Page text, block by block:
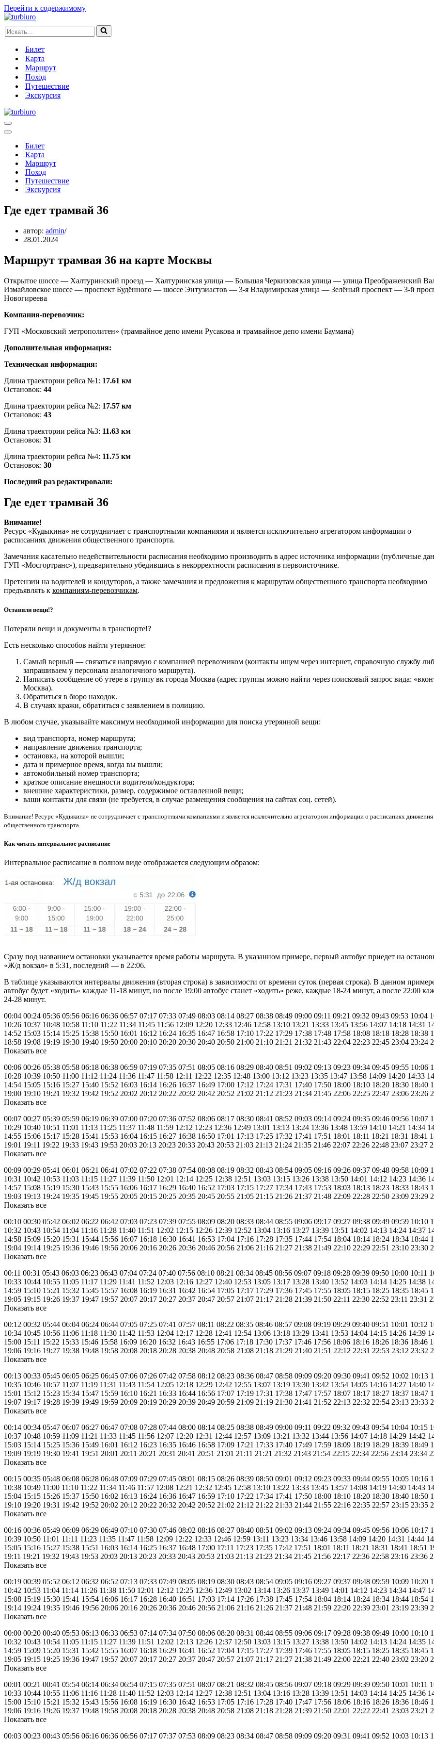
Перейти к содержимому
Искать...
Билет
Карта
Маршрут
Поход
Путешествие
Экскурсия
Меню
навигации
Меню
навигацииБилет
Карта
Маршрут
Поход
Путешествие
Экскурсия
Где едет трамвай 36
автор: admin
28.01.2024
Маршрут трамвая 36 на карте Москвы
Открытое шоссе — Халтуринский проезд — Халтуринская улица — Большая Черкизовская улица — улица Преображенский
Измайловское шоссе — проспект Будённого — шоссе Энтузиастов — 3-я Владимирская улица — Зелёный проспект — 3-й
Новогиреева
Компания-перевозчик:
ГУП «Московский метрополитен» (трамвайное депо имени Русакова и трамвайное депо имени Баумана)
Дополнительная информация:
Техническая информация:
Длина траектории рейса №1: 17.61 км
Остановок: 44
Длина траектории рейса №2: 17.57 км
Остановок: 43
Длина траектории рейса №3: 11.63 км
Остановок: 31
Длина траектории рейса №4: 11.75 км
Остановок: 30
Последний раз редактировали:
Где едет трамвай 36
Внимание!
Ресурс «Кудыкина» не сотрудничает с транспортными компаниями и является исключительно агрегатором информации о
расписаниях движения общественного транспорта.
Замечания касательно недействительности расписания необходимо производить в адрес источника информации (публичные
ГУП «Мосгортранс»), предварительно убедившись в некорректности расписания в первоисточнике.
Претензии на водителей и кондуторов, а также замечания и предложения к маршрутам общественного транспорта необходимо
предъявлять к компаниям-перевозчикам.
Оставили вещи!?
Потеряли вещи и документы в транспорте!?
Есть несколько способов найти утерянное:
Самый верный — связаться напрямую с компанией перевозчиком (контакты ищем через интернет, справочную службу
запрашиваем у персонала аналогичного маршрута).
Написать сообщение об утере в группу вк города Москва (адрес группы можно найти через поисковый запрос вида:
Москва).
Обратиться в бюро находок.
В случаях кражи, обратиться с заявлением в полицию.
В любом случае, указывайте максимум необходимой информации для поиска утерянной вещи:
вид транспорта, номер маршрута;
направление движения транспорта;
остановка, на которой вышли;
дата и примерное время, когда вы вышли;
автомобильный номер транспорта;
краткое описание внешности водителя/кондуктора;
внешние характеристики, размер, содержимое оставленной вещи;
ваши контакты для связи (не требуется, в случае размещения сообщения на сайтах соц. сетей).
Внимание! Ресурс «Кудыкина» не сотрудничает с транспортными компаниями и является исключительно агрегатором информации о расписаниях движения
общественного транспорта.
Как читать интервальное расписание
Интервальное расписание в полном виде отображается следующим образом:
Сразу под названием остановки указывается время работы маршрута. В указанном примере, первый автобус приедет на
«Ж/д вокзал» в 5:31, последний — в 22:06.
В таблице указываются интервалы движения (вторая строка) в зависимости от времени суток (первая строка). В данном
автобус будет «ходить» каждые 11-18 минут, но после 19:00 автобус станет «ходить» реже, каждые 18-24 минут, а после 22:00
24-28 минут.
00:04 00:24 05:36 05:56 06:16 06:36 06:57 07:17 07:33 07:49 08:03 08:14 08:27 08:38 08:49 09:00 09:11 09:21 09:32 09:43 09:53 10:04
10:26 10:37 10:48 10:58 11:10 11:22 11:34 11:45 11:56 12:09 12:20 12:33 12:46 12:58 13:10 13:21 13:33 13:45 13:56 14:07 14:18 14:31
14:52 15:03 15:14 15:25 15:38 15:50 16:01 16:12 16:24 16:35 16:47 16:58 17:10 17:22 17:29 17:38 17:48 17:58 18:08 18:18 18:28 18:38
18:58 19:08 19:19 19:30 19:40 19:50 20:00 20:10 20:20 20:30 20:40 20:50 21:00 21:10 21:21 21:32 21:43 22:04 22:23 22:45 23:04 23:24
Показать все
00:06 00:26 05:38 05:58 06:18 06:38 06:59 07:19 07:35 07:51 08:05 08:16 08:29 08:40 08:51 09:02 09:13 09:23 09:34 09:45 09:55 10:06
10:28 10:39 10:50 11:00 11:12 11:24 11:36 11:47 11:58 12:11 12:22 12:35 12:48 13:00 13:12 13:23 13:35 13:47 13:58 14:09 14:20 14:33
14:54 15:05 15:16 15:27 15:40 15:52 16:03 16:14 16:26 16:37 16:49 17:00 17:12 17:24 17:31 17:40 17:50 18:00 18:10 18:20 18:30 18:40
19:00 19:10 19:21 19:32 19:42 19:52 20:02 20:12 20:22 20:32 20:42 20:52 21:02 21:12 21:23 21:34 21:45 22:06 22:25 22:47 23:06 23:26
Показать все
00:07 00:27 05:39 05:59 06:19 06:39 07:00 07:20 07:36 07:52 08:06 08:17 08:30 08:41 08:52 09:03 09:14 09:24 09:35 09:46 09:56 10:07
10:29 10:40 10:51 11:01 11:13 11:25 11:37 11:48 11:59 12:12 12:23 12:36 12:49 13:01 13:13 13:24 13:36 13:48 13:59 14:10 14:21 14:34
14:55 15:06 15:17 15:28 15:41 15:53 16:04 16:15 16:27 16:38 16:50 17:01 17:13 17:25 17:32 17:41 17:51 18:01 18:11 18:21 18:31 18:41
19:01 19:11 19:22 19:33 19:43 19:53 20:03 20:13 20:23 20:33 20:43 20:53 21:03 21:13 21:24 21:35 21:46 22:07 22:26 22:48 23:07 23:27
Показать все
00:09 00:29 05:41 06:01 06:21 06:41 07:02 07:22 07:38 07:54 08:08 08:19 08:32 08:43 08:54 09:05 09:16 09:26 09:37 09:48 09:58 10:09
10:31 10:42 10:53 11:03 11:15 11:27 11:39 11:50 12:01 12:14 12:25 12:38 12:51 13:03 13:15 13:26 13:38 13:50 14:01 14:12 14:23 14:36
14:57 15:08 15:19 15:30 15:43 15:55 16:06 16:17 16:29 16:40 16:52 17:03 17:15 17:27 17:34 17:43 17:53 18:03 18:13 18:23 18:33 18:43
19:03 19:13 19:24 19:35 19:45 19:55 20:05 20:15 20:25 20:35 20:45 20:55 21:05 21:15 21:26 21:37 21:48 22:09 22:28 22:50 23:09 23:29
Показать все
00:10 00:30 05:42 06:02 06:22 06:42 07:03 07:23 07:39 07:55 08:09 08:20 08:33 08:44 08:55 09:06 09:17 09:27 09:38 09:49 09:59 10:10
10:32 10:43 10:54 11:04 11:16 11:28 11:40 11:51 12:02 12:15 12:26 12:39 12:52 13:04 13:16 13:27 13:39 13:51 14:02 14:13 14:24 14:37
14:58 15:09 15:20 15:31 15:44 15:56 16:07 16:18 16:30 16:41 16:53 17:04 17:16 17:28 17:35 17:44 17:54 18:04 18:14 18:24 18:34 18:44
19:04 19:14 19:25 19:36 19:46 19:56 20:06 20:16 20:26 20:36 20:46 20:56 21:06 21:16 21:27 21:38 21:49 22:10 22:29 22:51 23:10 23:30
Показать все
00:11 00:31 05:43 06:03 06:23 06:43 07:04 07:24 07:40 07:56 08:10 08:21 08:34 08:45 08:56 09:07 09:18 09:28 09:39 09:50 10:00 10:11
10:33 10:44 10:55 11:05 11:17 11:29 11:41 11:52 12:03 12:16 12:27 12:40 12:53 13:05 13:17 13:28 13:40 13:52 14:03 14:14 14:25 14:38
14:59 15:10 15:21 15:32 15:45 15:57 16:08 16:19 16:31 16:42 16:54 17:05 17:17 17:29 17:36 17:45 17:55 18:05 18:15 18:25 18:35 18:45
19:05 19:15 19:26 19:37 19:47 19:57 20:07 20:17 20:27 20:37 20:47 20:57 21:07 21:17 21:28 21:39 21:50 22:11 22:30 22:52 23:11 23:31
Показать все
00:12 00:32 05:44 06:04 06:24 06:44 07:05 07:25 07:41 07:57 08:11 08:22 08:35 08:46 08:57 09:08 09:19 09:29 09:40 09:51 10:01 10:12
10:34 10:45 10:56 11:06 11:18 11:30 11:42 11:53 12:04 12:17 12:28 12:41 12:54 13:06 13:18 13:29 13:41 13:53 14:04 14:15 14:26 14:39
15:00 15:11 15:22 15:33 15:46 15:58 16:09 16:20 16:32 16:43 16:55 17:06 17:18 17:30 17:37 17:46 17:56 18:06 18:16 18:26 18:36 18:46
19:06 19:16 19:27 19:38 19:48 19:58 20:08 20:18 20:28 20:38 20:48 20:58 21:08 21:18 21:29 21:40 21:51 22:12 22:31 22:53 23:12 23:32
Показать все
00:13 00:33 05:45 06:05 06:25 06:45 07:06 07:26 07:42 07:58 08:12 08:23 08:36 08:47 08:58 09:09 09:20 09:30 09:41 09:52 10:02 10:13
10:35 10:46 10:57 11:07 11:19 11:31 11:43 11:54 12:05 12:18 12:29 12:42 12:55 13:07 13:19 13:30 13:42 13:54 14:05 14:16 14:27 14:40
15:01 15:12 15:23 15:34 15:47 15:59 16:10 16:21 16:33 16:44 16:56 17:07 17:19 17:31 17:38 17:47 17:57 18:07 18:17 18:27 18:37 18:47
19:07 19:17 19:28 19:39 19:49 19:59 20:09 20:19 20:29 20:39 20:49 20:59 21:09 21:19 21:30 21:41 21:52 22:13 22:32 22:54 23:13 23:33
Показать все
00:14 00:34 05:47 06:07 06:27 06:47 07:08 07:28 07:44 08:00 08:14 08:25 08:38 08:49 09:00 09:11 09:22 09:32 09:43 09:54 10:04 10:15
10:37 10:48 10:59 11:09 11:21 11:33 11:45 11:56 12:07 12:20 12:31 12:44 12:57 13:09 13:21 13:32 13:44 13:56 14:07 14:18 14:29 14:42
15:03 15:14 15:25 15:36 15:49 16:01 16:12 16:23 16:35 16:46 16:58 17:09 17:21 17:33 17:40 17:49 17:59 18:09 18:19 18:29 18:39 18:49
19:09 19:19 19:30 19:41 19:51 20:01 20:11 20:21 20:31 20:41 20:51 21:01 21:11 21:21 21:32 21:43 21:54 22:15 22:34 22:56 23:14 23:34
Показать все
00:15 00:35 05:48 06:08 06:28 06:48 07:09 07:29 07:45 08:01 08:15 08:26 08:39 08:50 09:01 09:12 09:23 09:33 09:44 09:55 10:05 10:16
10:38 10:49 11:00 11:10 11:22 11:34 11:46 11:57 12:08 12:21 12:32 12:45 12:58 13:10 13:22 13:33 13:45 13:57 14:08 14:19 14:30 14:43
15:04 15:15 15:26 15:37 15:50 16:02 16:13 16:24 16:36 16:47 16:59 17:10 17:22 17:34 17:41 17:50 18:00 18:10 18:20 18:30 18:40 18:50
19:10 19:20 19:31 19:42 19:52 20:02 20:12 20:22 20:32 20:42 20:52 21:02 21:12 21:22 21:33 21:44 21:55 22:16 22:35 22:57 23:15 23:35
Показать все
00:16 00:36 05:49 06:09 06:29 06:49 07:10 07:30 07:46 08:02 08:16 08:27 08:40 08:51 09:02 09:13 09:24 09:34 09:45 09:56 10:06 10:17
10:39 10:50 11:01 11:11 11:23 11:35 11:47 11:58 12:09 12:22 12:33 12:46 12:59 13:11 13:23 13:34 13:46 13:58 14:09 14:20 14:31 14:44
15:05 15:16 15:27 15:38 15:51 16:03 16:14 16:25 16:37 16:48 17:00 17:11 17:23 17:35 17:42 17:51 18:01 18:11 18:21 18:31 18:41 18:51
19:11 19:21 19:32 19:43 19:53 20:03 20:13 20:23 20:33 20:43 20:53 21:03 21:13 21:23 21:34 21:45 21:56 22:17 22:36 22:58 23:16 23:36
Показать все
00:19 00:39 05:52 06:12 06:32 06:52 07:13 07:33 07:49 08:05 08:19 08:30 08:43 08:54 09:05 09:16 09:27 09:37 09:48 09:59 10:09 10:20
10:42 10:53 11:04 11:14 11:26 11:38 11:50 12:01 12:12 12:25 12:36 12:49 13:02 13:14 13:26 13:37 13:49 14:01 14:12 14:23 14:34 14:47
15:08 15:19 15:30 15:41 15:54 16:06 16:17 16:28 16:40 16:51 17:03 17:14 17:26 17:38 17:45 17:54 18:04 18:14 18:24 18:34 18:44 18:54
19:14 19:24 19:35 19:46 19:56 20:06 20:16 20:26 20:36 20:46 20:56 21:06 21:16 21:26 21:37 21:48 21:59 22:20 22:39 23:01 23:19 23:39
Показать все
00:00 00:20 00:40 05:53 06:13 06:33 06:53 07:14 07:34 07:50 08:06 08:20 08:31 08:44 08:55 09:06 09:17 09:28 09:38 09:49 10:00 10:10
10:32 10:43 10:54 11:05 11:15 11:27 11:39 11:51 12:02 12:13 12:26 12:37 12:50 13:03 13:15 13:27 13:38 13:50 14:02 14:13 14:24 14:35
14:59 15:09 15:20 15:31 15:42 15:55 16:07 16:18 16:29 16:41 16:52 17:04 17:15 17:27 17:39 17:46 17:55 18:05 18:15 18:25 18:35 18:45
19:05 19:15 19:25 19:36 19:47 19:57 20:07 20:17 20:27 20:37 20:47 20:57 21:07 21:17 21:27 21:38 21:49 22:00 22:21 22:40 23:02 23:20
Показать все
00:01 00:21 00:41 05:54 06:14 06:34 06:54 07:15 07:35 07:51 08:07 08:21 08:32 08:45 08:56 09:07 09:18 09:29 09:39 09:50 10:01 10:11
10:33 10:44 10:55 11:06 11:16 11:28 11:40 11:52 12:03 12:14 12:27 12:38 12:51 13:04 13:16 13:28 13:39 13:51 14:03 14:14 14:25 14:36
15:00 15:10 15:21 15:32 15:43 15:56 16:08 16:19 16:30 16:42 16:53 17:05 17:16 17:28 17:40 17:47 17:56 18:06 18:16 18:26 18:36 18:46
19:06 19:16 19:26 19:37 19:48 19:58 20:08 20:18 20:28 20:38 20:48 20:58 21:08 21:18 21:28 21:39 21:50 22:01 22:22 22:41 23:03 23:21
Показать все
00:03 00:23 00:43 05:56 06:16 06:36 06:56 07:17 07:37 07:53 08:09 08:23 08:34 08:47 08:58 09:09 09:20 09:31 09:41 09:52 10:03 10:13